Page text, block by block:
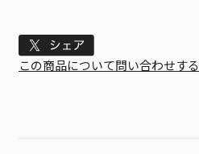
Tweet
この商品について問い合わせする